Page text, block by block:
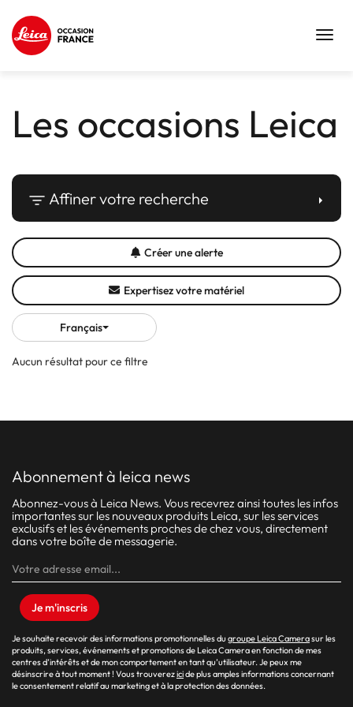
Les occasions Leica
Affiner votre recherche
Créer une alerte
Expertisez votre matériel
Français
Choisir
une
Aucun résultat pour ce filtre
abonnement à leica news
Abonnez-vous à Leica News. Vous recevrez ainsi toutes les infos
importantes sur les nouveaux produits Leica, sur les services
exclusifs et les événements proches de chez vous, directement
dans votre boîte de messagerie.
Je m'inscris
Je souhaite recevoir des informations promotionnelles du groupe Leica Camerasur les
produits, services, événements et promotions de Leica Camera en fonction de mes
centres d’intérêts et de mon comportement en tant qu’utilisateur. Je peux me
désinscrire à tout moment ! Vous trouverezicide plus amples informations concernant
le consentement relatif au marketing et à la protection des données.